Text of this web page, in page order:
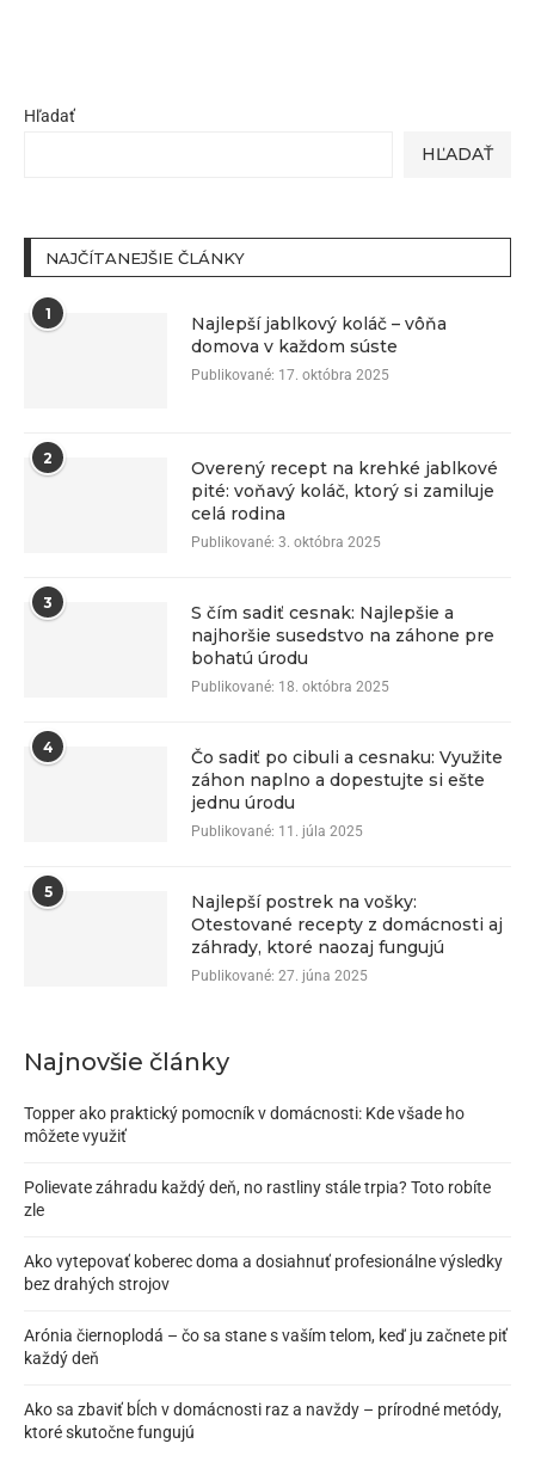
Hľadať
HĽADAŤ
NAJČÍTANEJŠIE ČLÁNKY
1
Najlepší jablkový koláč – vôňa
domova v každom súste
Publikované: 17. októbra 2025
2
Overený recept na krehké jablkové
pité: voňavý koláč, ktorý si zamiluje
celá rodina
Publikované: 3. októbra 2025
3
S čím sadiť cesnak: Najlepšie a
najhoršie susedstvo na záhone pre
bohatú úrodu
Publikované: 18. októbra 2025
4
Čo sadiť po cibuli a cesnaku: Využite
záhon naplno a dopestujte si ešte
jednu úrodu
Publikované: 11. júla 2025
5
Najlepší postrek na vošky:
Otestované recepty z domácnosti aj
záhrady, ktoré naozaj fungujú
Publikované: 27. júna 2025
Najnovšie články
Topper ako praktický pomocník v domácnosti: Kde všade ho
môžete využiť
Polievate záhradu každý deň, no rastliny stále trpia? Toto robíte
zle
Ako vytepovať koberec doma a dosiahnuť profesionálne výsledky
bez drahých strojov
Arónia čiernoplodá – čo sa stane s vaším telom, keď ju začnete piť
každý deň
Ako sa zbaviť bĺch v domácnosti raz a navždy – prírodné metódy,
ktoré skutočne fungujú